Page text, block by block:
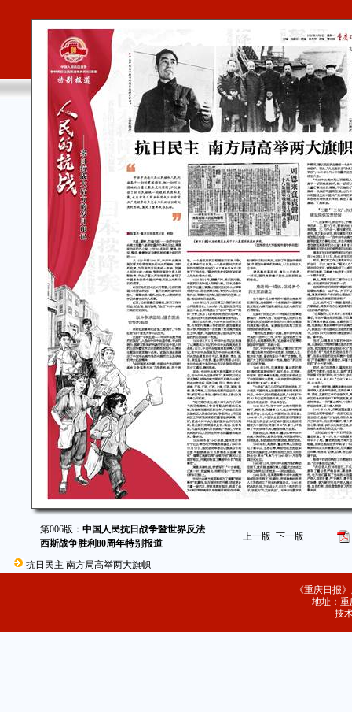
第006版：中国人民抗日战争暨世界反法
西斯战争胜利80周年特别报道
上一版 下一版
抗日民主 南方局高举两大旗帜
《重庆日报
地址：重
技